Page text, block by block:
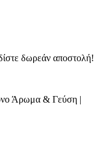
δωρεάν αποστολή!
Άρωμα & Γεύση |